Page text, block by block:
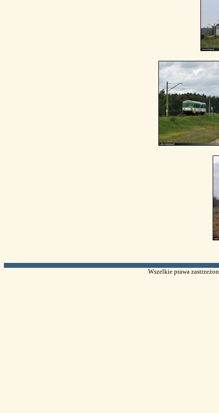
Wszelkie prawa